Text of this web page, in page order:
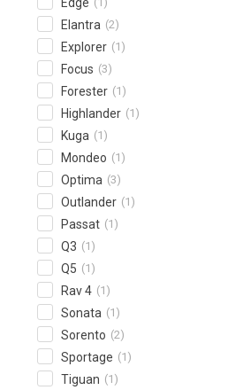
Edge
Elantra (2)
Explorer (1)
Focus (3)
Forester (1)
Highlander (1)
Kuga (1)
Mondeo (1)
Optima (3)
Outlander (1)
Passat (1)
Q3 (1)
Q5 (1)
Rav 4 (1)
Sonata (1)
Sorento (2)
Sportage (1)
Tiguan (1)